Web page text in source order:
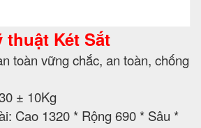
Két Sắt
toàn vững chắc, an toàn, chống
± 10Kg
Cao 1320 * Rộng 690 * Sâu *